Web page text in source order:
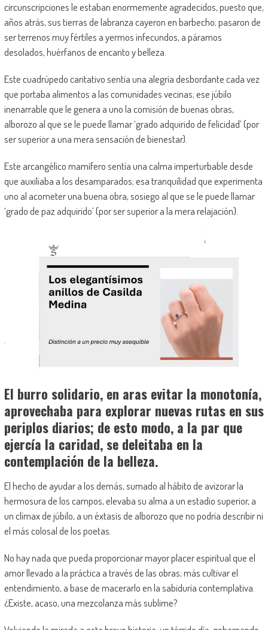
circunscripciones le estaban enormemente agradecidos, puesto que,
años atrás, sus tierras de labranza cayeron en barbecho; pasaron de
ser terrenos muy fértiles a yermos infecundos, a páramos
desolados, huérfanos de encanto y belleza.
Este cuadrúpedo caritativo sentía una alegría desbordante cada vez
que portaba alimentos a las comunidades vecinas; ese júbilo
inenarrable que le genera a uno la comisión de buenas obras,
alborozo al que se le puede llamar ‘grado adquirido de felicidad’ (por
ser superior a una mera sensación de bienestar).
Este arcangélico mamífero sentía una calma imperturbable desde
que auxiliaba a los desamparados; esa tranquilidad que experimenta
uno al acometer una buena obra, sosiego al que se le puede llamar
‘grado de paz adquirido’ (por ser superior a la mera relajación).
El burro solidario, en aras evitar la monotonía,
aprovechaba para explorar nuevas rutas en sus
periplos diarios; de esto modo, a la par que
ejercía la caridad, se deleitaba en la
contemplación de la belleza.
El hecho de ayudar a los demás, sumado al hábito de avizorar la
hermosura de los campos, elevaba su alma a un estadio superior, a
un clímax de júbilo, a un éxtasis de alborozo que no podría describir ni
el más colosal de los poetas.
No hay nada que pueda proporcionar mayor placer espiritual que el
amor llevado a la práctica a través de las obras; más cultivar el
entendimiento, a base de macerarlo en la sabiduría contemplativa.
¿Existe, acaso, una mezcolanza más sublime?